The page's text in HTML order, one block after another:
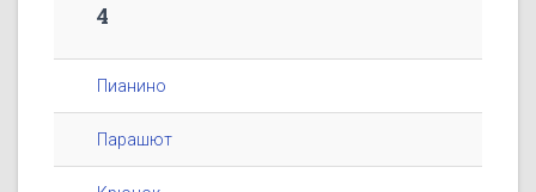
4
Пианино
Парашют